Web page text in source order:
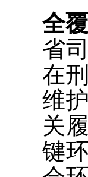
全
省
在
维
关
键